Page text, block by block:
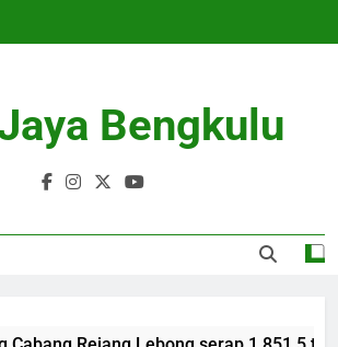
Bengkulu